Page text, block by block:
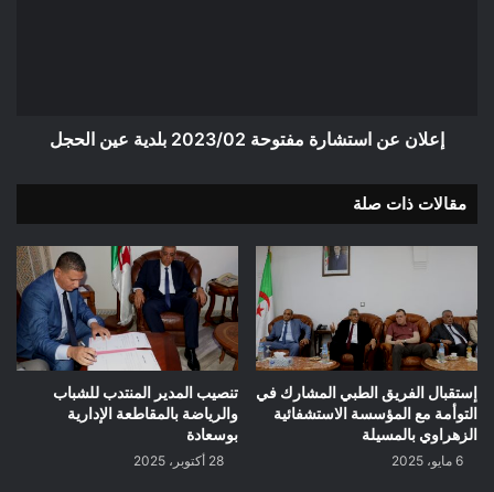
إعلان عن استشارة مفتوحة 2023/02 بلدية عين الحجل
مقالات ذات صلة
إستقبال الفريق الطبي المشارك في
التوأمة مع المؤسسة الاستشفائية
الزهراوي بالمسيلة
6 مايو، 2025
تنصيب المدير المنتدب للشباب
والرياضة بالمقاطعة الإدارية
بوسعادة
28 أكتوبر، 2025